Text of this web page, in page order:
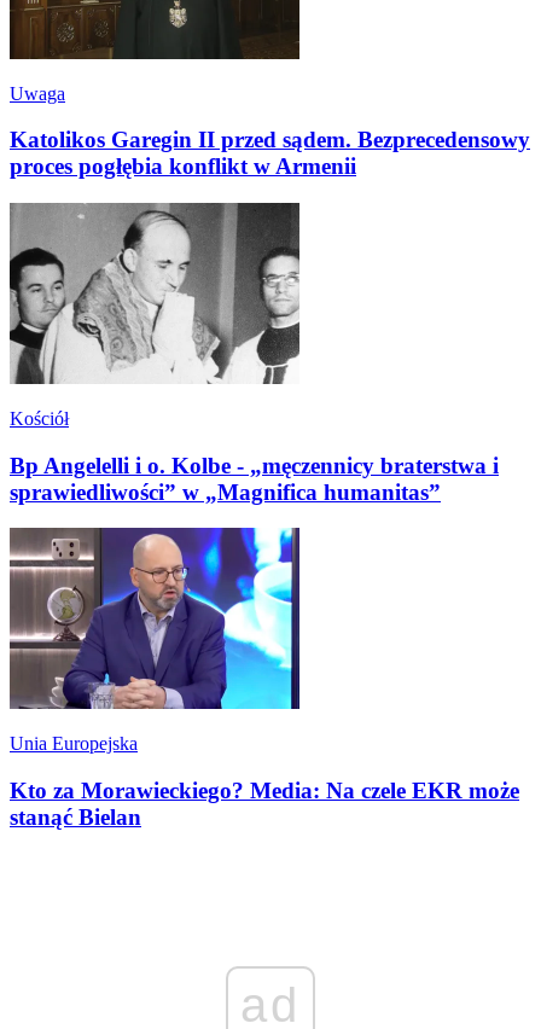
Uwaga
Katolikos Garegin II przed sądem. Bezprecedensowy
proces pogłębia konflikt w Armenii
Kościół
Bp Angelelli i o. Kolbe - „męczennicy braterstwa i
sprawiedliwości” w „Magnifica humanitas”
Unia Europejska
Kto za Morawieckiego? Media: Na czele EKR może
stanąć Bielan
ad